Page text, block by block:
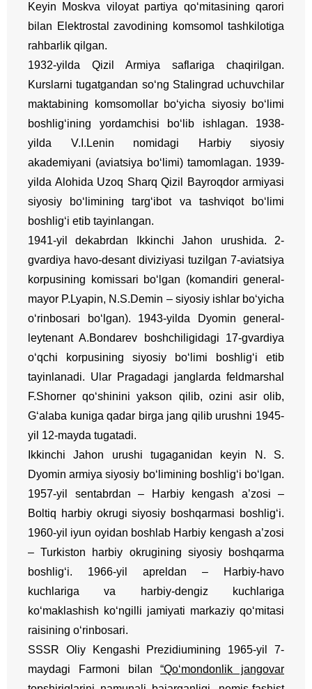
Keyin Moskva viloyat partiya qo‘mitasining qarori
bilan Elektrostal zavodining komsomol tashkilotiga
rahbarlik qilgan.
1932-yilda Qizil Armiya saflariga chaqirilgan.
Kurslarni tugatgandan so‘ng Stalingrad uchuvchilar
maktabining komsomollar bo‘yicha siyosiy bo‘limi
boshlig‘ining yordamchisi bo‘lib ishlagan. 1938-
yilda V.I.Lenin nomidagi Harbiy siyosiy
akademiyani (aviatsiya bo‘limi) tamomlagan. 1939-
yilda Alohida Uzoq Sharq Qizil Bayroqdor armiyasi
siyosiy bo‘limining targ‘ibot va tashviqot bo‘limi
boshlig‘i etib tayinlangan.
1941-yil dekabrdan Ikkinchi Jahon urushida. 2-
gvardiya havo-desant diviziyasi tuzilgan 7-aviatsiya
korpusining komissari bo‘lgan (komandiri general-
mayor P.Lyapin, N.S.Demin – siyosiy ishlar bo‘yicha
o‘rinbosari bo‘lgan). 1943-yilda Dyomin general-
leytenant A.Bondarev boshchiligidagi 17-gvardiya
o‘qchi korpusining siyosiy bo‘limi boshlig‘i etib
tayinlanadi. Ular Pragadagi janglarda feldmarshal
F.Shorner qo‘shinini yakson qilib, ozini asir olib,
G‘alaba kuniga qadar birga jang qilib urushni 1945-
yil 12-mayda tugatadi.
Ikkinchi Jahon urushi tugaganidan keyin N. S.
Dyomin armiya siyosiy bo‘limining boshlig‘i bo‘lgan.
1957-yil sentabrdan – Harbiy kengash a’zosi –
Boltiq harbiy okrugi siyosiy boshqarmasi boshlig‘i.
1960-yil iyun oyidan boshlab Harbiy kengash a’zosi
– Turkiston harbiy okrugining siyosiy boshqarma
boshlig‘i. 1966-yil apreldan – Harbiy-havo
kuchlariga va harbiy-dengiz kuchlariga
ko‘maklashish ko‘ngilli jamiyati markaziy qo‘mitasi
raisining o‘rinbosari.
SSSR Oliy Kengashi Prezidiumining 1965-yil 7-
maydagi Farmoni bilan“Qo‘mondonlik jangovar